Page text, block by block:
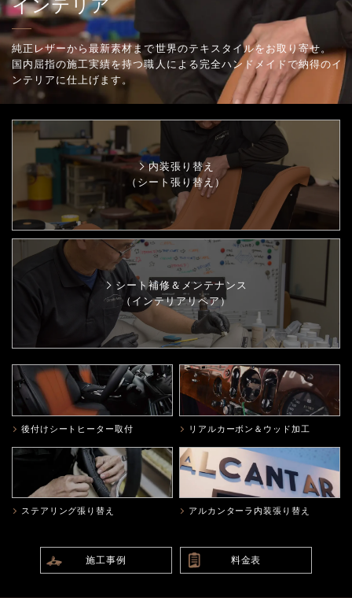
インテリア
純正レザーから最新素材まで世界のテキスタイルをお取り寄せ。
国内屈指の施工実績を持つ職人による完全ハンドメイドで納得のイ
ンテリアに仕上げます。
内装張り替え
（シート張り替え）
シート補修＆メンテナンス
（インテリアリペア）
後付けシートヒーター取付 リアルカーボン＆ウッド加工
ステアリング張り替え アルカンターラ内装張り替え
施工事例 料金表